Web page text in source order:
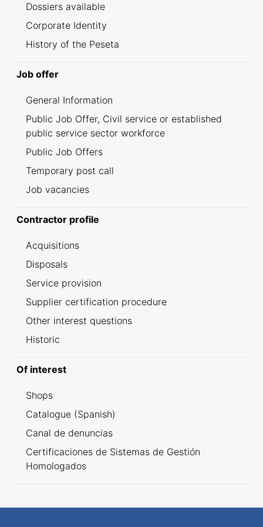
Dossiers available
Corporate Identity
History of the Peseta
Job offer
General Information
Public Job Offer, Civil service or established
public service sector workforce
Public Job Offers
Temporary post call
Job vacancies
Contractor profile
Acquisitions
Disposals
Service provision
Supplier certification procedure
Other interest questions
Historic
Of interest
Shops
Catalogue (Spanish)
Canal de denuncias
Certificaciones de Sistemas de Gestión
Homologados